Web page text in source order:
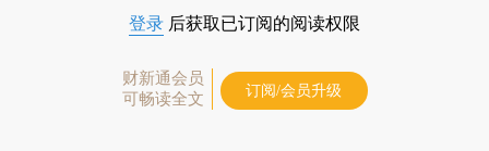
登录 后获取已订阅的阅读权限
财新通会员
可畅读全文
订阅/会员升级